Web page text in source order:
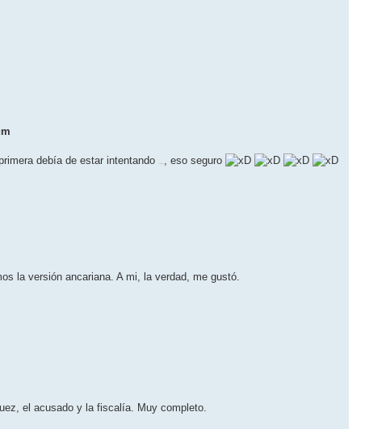
debía de estar intentando
, eso seguro
la versión ancariana. A mi, la verdad, me gustó.
el acusado y la fiscalía. Muy completo.